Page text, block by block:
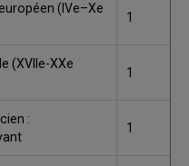
(IVe–Xe
1
(XVIIe-XXe
1
:
1